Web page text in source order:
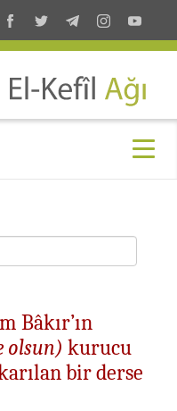
Bâkır’ın
olsun) kurucu
bir derse